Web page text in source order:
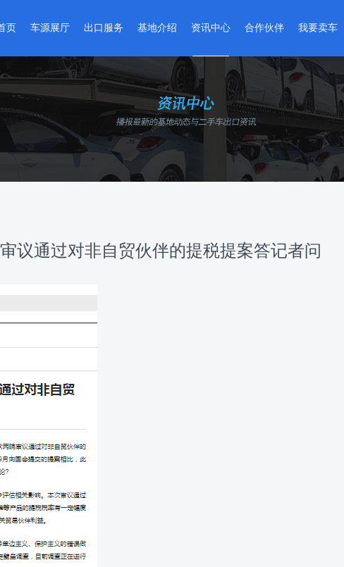
页 车源展厅
精品二手车
准新车
改装车
环宇严选
出口服务
出口流程
维修整备
检测认证
金融服务
智能数据
基地介绍
基地介绍
全球网点
基地VR实景
资讯中心
基地动态
政策法规
国别指南
出口指南
合作伙伴
合作商家
入驻企业
我要卖车
卖车流程
在线评估
议通过对非自贸伙伴的提税提案答记者问